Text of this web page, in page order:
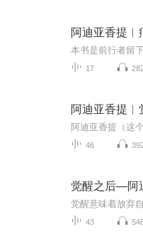
阿迪亚香提︱
17
阿迪亚香提︱
46
觉醒之后—阿
43